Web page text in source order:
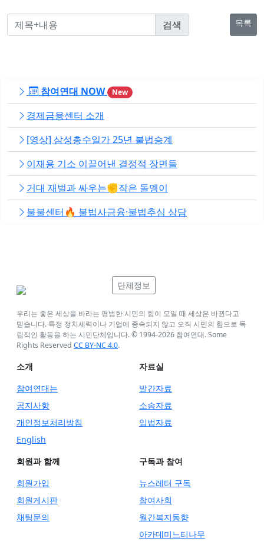
목록
참여연대 NOW New
경제금융센터 소개
[영상] 삼성총수일가 25년 불법승계
이재용 기소 이끌어낸 결정적 장면들
거대 재벌과 싸우는✊작은 돌멩이
불불센터🔥 불법사금융·불법추심 상담
단체정보
우리는 좋은 세상을 바라는 평범한 시민의 힘이 모일 때 세상은 바뀐다고
믿습니다. 특정 정치세력이나 기업에 종속되지 않고 오직 시민의 힘으로 독
립적인 활동을 하는 시민단체입니다. © 1994-2026 참여연대. Some
Rights Reserved CC BY-NC 4.0.
소개
참여연대는
공지사항
개인정보처리방침
English
자료실
발간자료
소송자료
입법자료
회원과 함께
회원가입
회원게시판
채팅문의
구독과 참여
뉴스레터 구독
참여사회
월간복지동향
아카데미느티나무